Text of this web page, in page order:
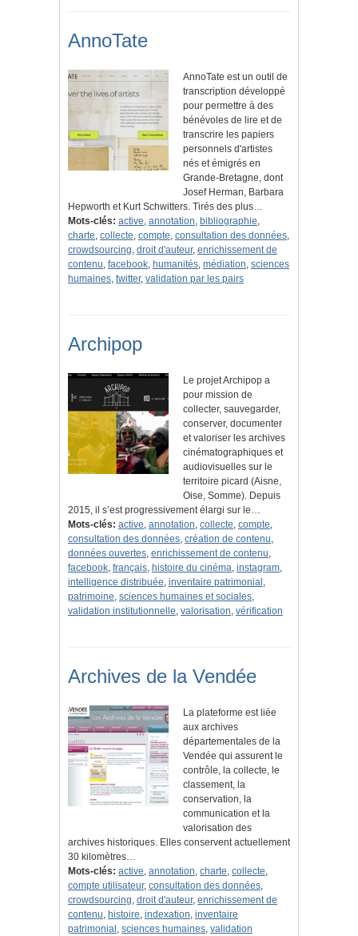
AnnoTate
AnnoTate est un outil de
transcription développé
pour permettre à des
bénévoles de lire et de
transcrire les papiers
personnels d'artistes
nés et émigrés en
Grande-Bretagne, dont
Josef Herman, Barbara
Hepworth et Kurt Schwitters. Tirés des plus…
Mots-clés: active, annotation, bibliographie,
charte, collecte, compte, consultation des données,
crowdsourcing, droit d'auteur, enrichissement de
contenu, facebook, humanités, médiation, sciences
humaines, twitter, validation par les pairs
Archipop
Le projet Archipop a
pour mission de
collecter, sauvegarder,
conserver, documenter
et valoriser les archives
cinématographiques et
audiovisuelles sur le
territoire picard (Aisne,
Oise, Somme). Depuis
2015, il s’est progressivement élargi sur le…
Mots-clés: active, annotation, collecte, compte,
consultation des données, création de contenu,
données ouvertes, enrichissement de contenu,
facebook, français, histoire du cinéma, instagram,
intelligence distribuée, inventaire patrimonial ,
patrimoine, sciences humaines et sociales,
validation institutionnelle, valorisation, vérification
Archives de la Vendée
La plateforme est liée
aux archives
départementales de la
Vendée qui assurent le
contrôle, la collecte, le
classement, la
conservation, la
communication et la
valorisation des
archives historiques. Elles conservent actuellement
30 kilomètres…
Mots-clés: active, annotation, charte, collecte,
compte utilisateur, consultation des données,
crowdsourcing, droit d'auteur, enrichissement de
contenu, histoire, indexation, inventaire
patrimonial , sciences humaines, validation